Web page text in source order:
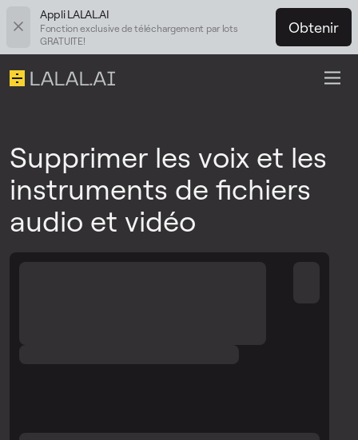
Appli LALAL.AI
Fonction exclusive de téléchargement par lots
GRATUITE!
Obtenir
Supprimer les voix et les
instruments de fichiers
audio et vidéo